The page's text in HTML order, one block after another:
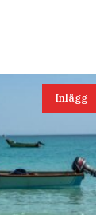
Inlägg